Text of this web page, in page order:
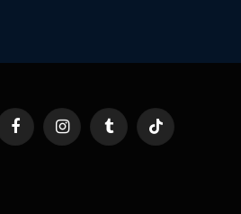
FacebookInstagramTumblr TikTok